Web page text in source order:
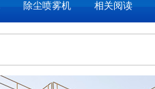
除尘喷雾机 相关阅读